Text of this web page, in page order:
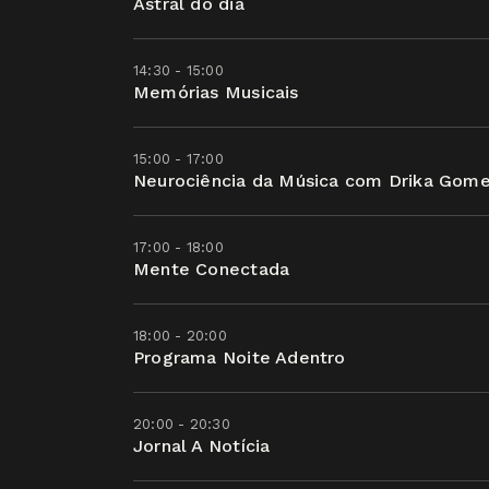
14:30 - 15:00
Memórias Musicais
15:00 - 17:00
Neurociência da Música com Drika
17:00 - 18:00
Mente Conectada
18:00 - 20:00
Programa Noite Adentro
20:00 - 20:30
Jornal A Notícia